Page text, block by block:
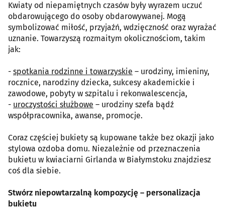
Kwiaty od niepamiętnych czasów były wyrazem uczuć
obdarowującego do osoby obdarowywanej. Mogą
symbolizować miłość, przyjaźń, wdzięczność oraz wyrażać
uznanie. Towarzyszą rozmaitym okolicznościom, takim
jak:
- spotkania rodzinne i towarzyskie – urodziny, imieniny,
rocznice, narodziny dziecka, sukcesy akademickie i
zawodowe, pobyty w szpitalu i rekonwalescencja,
- uroczystości służbowe – urodziny szefa bądź
współpracownika, awanse, promocje.
Coraz częściej bukiety są kupowane także bez okazji jako
stylowa ozdoba domu. Niezależnie od przeznaczenia
bukietu w kwiaciarni Girlanda w Białymstoku znajdziesz
coś dla siebie.
Stwórz niepowtarzalną kompozycję – personalizacja
bukietu